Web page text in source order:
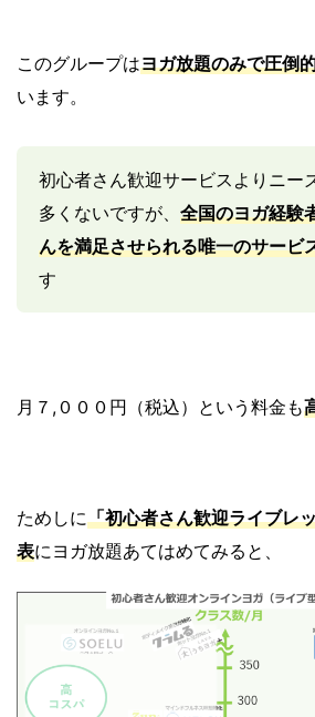
このグループはヨガ放題のみで圧倒
います。
初心者さん歓迎サービスよりニー
多くないですが、 全国のヨガ経験
んを満足させられる唯一のサービ
す
月７,０００円（税込）という料金も
ためしに「初心者さん歓迎ライブレ
表にヨガ放題あてはめてみると、